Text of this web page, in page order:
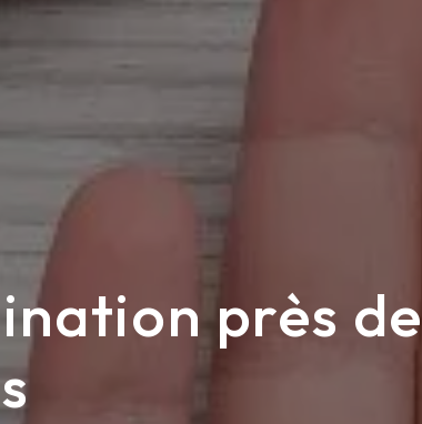
près de